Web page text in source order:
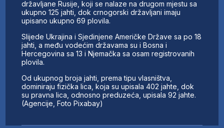
državljane Rusije, koji se nalaze na drugom mjestu sa
ukupno 125 jahti, dok crnogorski državljani imaju
upisano ukupno 69 plovila.
Slijede Ukrajina i Sjedinjene Američke Države sa po 18
jahti, a među vodećim državama su i Bosna i
Hercegovina sa 13 i Njemačka sa osam registrovanih
plovila.
Od ukupnog broja jahti, prema tipu vlasništva,
dominiraju fizička lica, koja su upisala 402 jahte, dok
su pravna lica, odnosno preduzeća, upisala 92 jahte.
(Agencije, Foto Pixabay)